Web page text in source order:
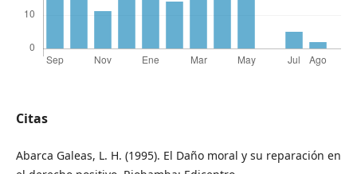
Citas
Abarca Galeas, L. H. (1995). El Daño moral y su reparación en